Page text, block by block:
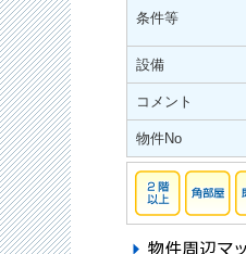
条件等
設備
コメント
物件No